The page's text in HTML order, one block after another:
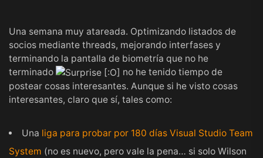
Una semana muy atareada. Optimizando listados de
socios mediante threads, mejorando interfases y
terminando la pantalla de biometría que no he
terminado
no he tenido tiempo de
postear cosas interesantes. Aunque si he visto cosas
interesantes, claro que sí, tales como:
Una liga para probar por 180 días Visual Studio Team
System (no es nuevo, pero vale la pena… si solo Wilson